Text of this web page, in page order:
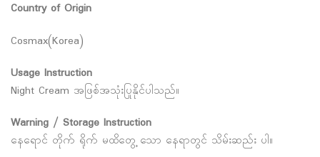
Country of Origin
Cosmax(Korea)
Usage Instruction
Night Cream အဖြစ်အသုံးပြုနိုင်ပါသည်။
Warning / Storage Instruction
နေရောင် တိုက် ရိုက် မထိတွေ့ သော နေရာတွင် သိမ်းဆည်း ပါ။